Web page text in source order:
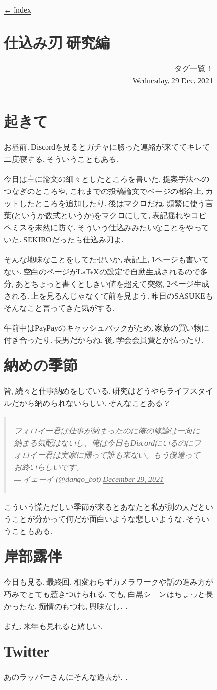
Index
仕込み刃 研究編
タグ一覧！
Wednesday, 29 Dec, 2021
起きて
お昼前. Discordを見るとガチャに勝った連絡が来ててキレて
二度寝する. そういうこともある.
今日は主に論文の細々としたところを書いた. 提案手法への
つなぎのところや, これまでの投稿論文でページの都合上, カ
ットしたところを追加したり. 後はマクロだね. 頻繁に使う言
葉(というか数式というか)をマクロにして, 表記揺れやコピ
ペミスを未然に防ぐ. そういう仕込みみたいなことをやって
いた. SEKIROだったら仕込み刃よ.
そんな地味なことをしてたせいか, 表記上, 1ページも書いて
ない. 空白のページがLaTeXの設定で自動生成されるので多
分, あとちょっと書くとしきい値を超えて突然, 2ページ生成
される. 上を見るんじゃなくて前を見よう. 昨日のSASUKEも
そんなこと言ってきた気がする.
午前中はPayPayのキャッシュバックがため, 家族の買い物に
付き合ったり. 長男だからね. 後, 学会会員費とか払ったり.
納めの季節
皆, 続々と仕事納めをしている. 研究はどうやらライフスタイ
ルだから納められないらしい. そんなことある？
フォロイー君は仕事が納まったのに俺の修論は一向に
納まる気配はないし、俺は今日もDiscordにいるのにフ
ォロイー君は実家に帰って誰も来ない。もう僕達って
お終いらしいです。
— イェーイ (@dango_bot) December 29, 2021
こういう慌ただしい季節が来るとあなたと私が別の人だとい
うことが分かって何だか面白いような悲しいような. そうい
うこともある.
岸部露伴
今日も見る. 最終回. 相変わらずカメラワークや話の進み方が
巧みでとても惹きつけられる. でも, 白黒シーンはちょっと長
かったな. 痴情のもつれ, 興味なし…
また, 来年も見れると嬉しい.
Twitter
あのラッパーさんにそんな過去が…